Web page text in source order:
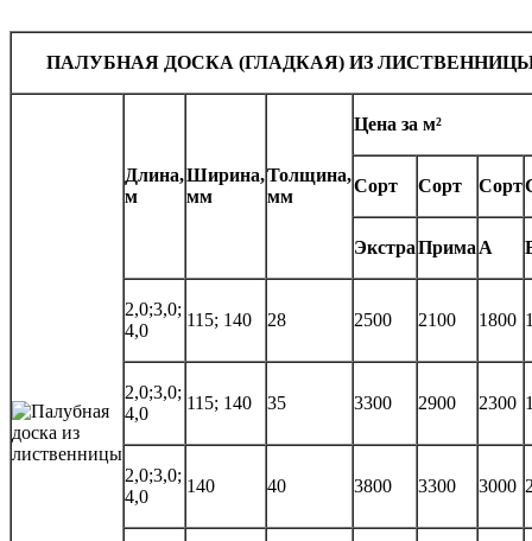
ПАЛУБНАЯ ДОСКА (ГЛАДКАЯ) ИЗ
Длина,
м
Ширина,
мм
Толщина,
мм
Цена за м²
Сорт Сорт Сорт
ЭкстраПрима А
2,0;3,0;
4,0
115; 140 28 2500 2100 1800
2,0;3,0;
4,0
115; 140 35 3300 2900 2300
2,0;3,0;
4,0
140 40 3800 3300 3000